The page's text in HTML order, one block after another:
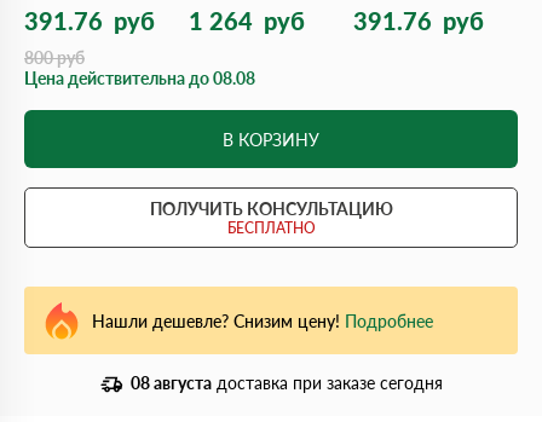
391.76 руб 1 264 руб 391.76 руб
800руб
Цена действительна до 08.08
В КОРЗИНУ
ПОЛУЧИТЬ КОНСУЛЬТАЦИЮ
БЕСПЛАТНО
Нашли дешевле? Снизим цену! Подробнее
08 августа доставка при заказе сегодня